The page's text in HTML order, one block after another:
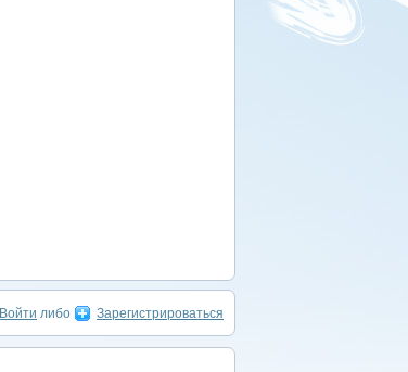
Войти либо Зарегистрироваться